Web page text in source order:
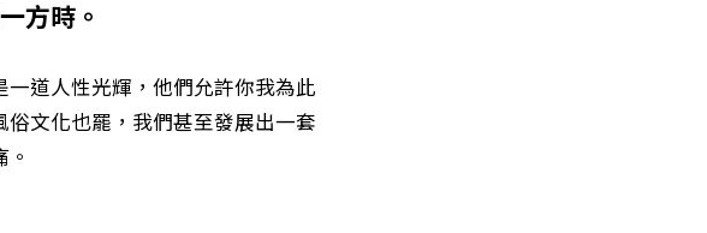
方時。
道人性光輝，他們允許你我為此
文化也罷，我們甚至發展出一套